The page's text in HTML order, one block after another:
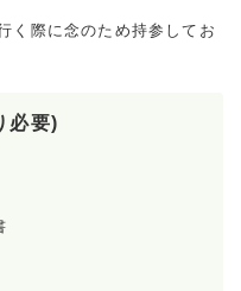
く際に念のため持参してお
必要)